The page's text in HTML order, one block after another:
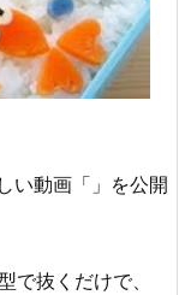
い動画「 」を公開
で抜くだけで、